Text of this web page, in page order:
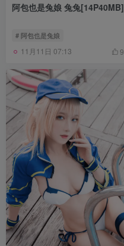
阿包也是兔娘 兔兔[14P40MB]
# 阿包也是兔娘
11月11日 07:13 9